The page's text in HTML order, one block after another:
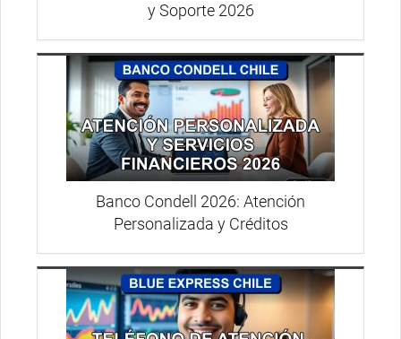
y Soporte 2026
Banco Condell 2026: Atención
Personalizada y Créditos